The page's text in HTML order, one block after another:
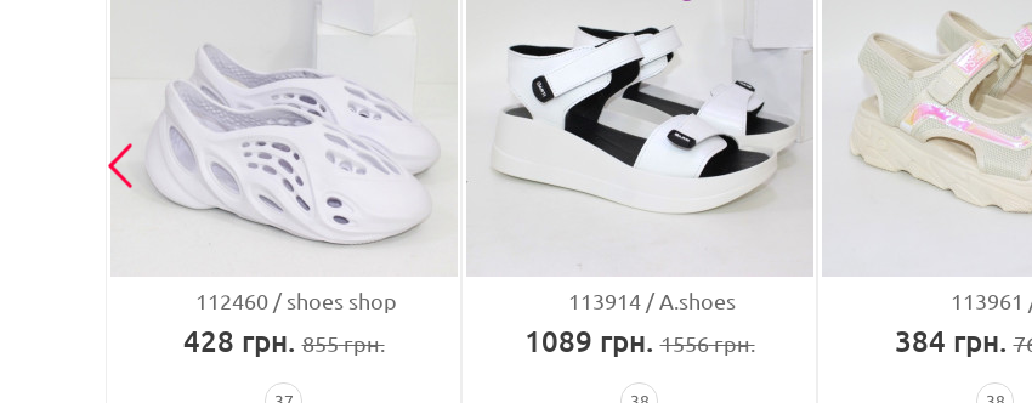
112460 shoes shop
428 грн. 855грн.
113914 A.shoes
1089 грн. 1556грн.
113961
384 грн.